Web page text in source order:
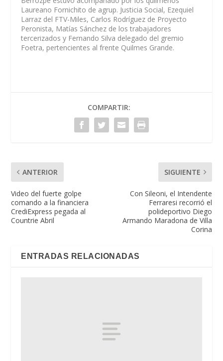
Laureano Fornichito de agrup. Justicia Social, Ezequiel
Larraz del FTV-Miles, Carlos Rodríguez de Proyecto
Peronista, Matías Sánchez de los trabajadores
tercerizados y Fernando Silva delegado del gremio
Foetra, pertencientes al frente Quilmes Grande.
COMPARTIR:
ANTERIOR
Video del fuerte golpe
comando a la financiera
CrediExpress pegada al
Countrie Abril
SIGUIENTE
Con Sileoni, el Intendente
Ferraresi recorrió el
polideportivo Diego
Armando Maradona de Villa
Corina
ENTRADAS RELACIONADAS